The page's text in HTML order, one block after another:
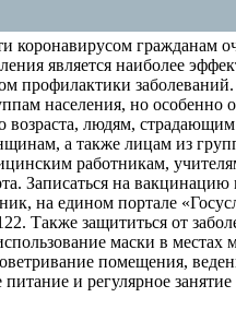
коронавирусом гражданам
является наиболее
профилактики заболеваний.
населения, но особенно
возраста, людям,
а также лицам из
работникам,
Записаться на
на едином портале
Также защититься от
маски в местах
помещения,
и регулярное